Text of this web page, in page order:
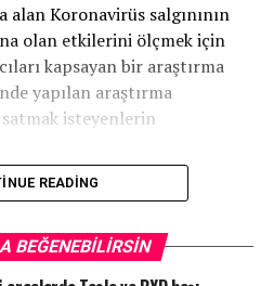
alan Koronavirüs salgınının
olan etkilerini ölçmek için
kapsayan bir araştırma
yapılan araştırma
isteyenlerin
üzerinde alıcı
yaşandığı bu süreçte
READING
BEĞENEBILIRSIN